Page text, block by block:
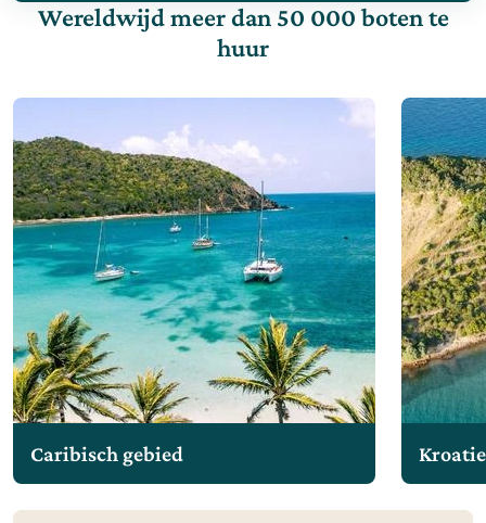
Wereldwijd meer dan 50 000 boten te
huur
Caribisch gebied Kroatie